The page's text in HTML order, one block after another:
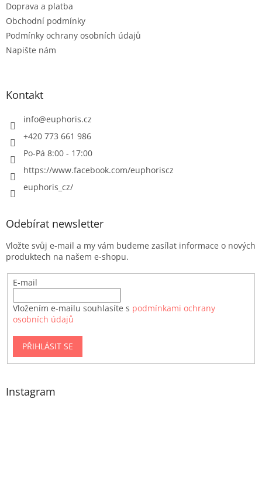
Doprava a platba
Obchodní podmínky
Podmínky ochrany osobních údajů
Napište nám
Kontakt
info@euphoris.cz
+420 773 661 986
Po-Pá 8:00 - 17:00
https://www.facebook.com/euphoriscz
euphoris_cz/
Odebírat newsletter
Vložte svůj e-mail a my vám budeme zasílat informace o nových
produktech na našem e-shopu.
E-mail
Vložením e-mailu souhlasíte s podmínkami ochrany
osobních údajů
PŘIHLÁSIT SE
Instagram